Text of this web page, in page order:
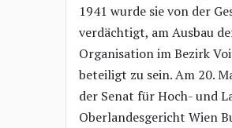
1941 wurde sie von der
verdächtigt, am Ausbau
Organisation im Bezirk
beteiligt zu sein. Am 20.
der Senat für Hoch- und
Oberlandesgericht Wien